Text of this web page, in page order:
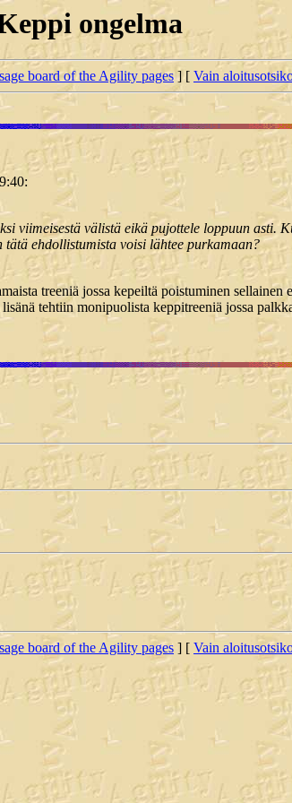
ongelma
board of the Agility pages] [ Vain
viimeisestä välistä eikä pujottele loppuun
ehdollistumista voisi lähtee purkamaan?
treeniä jossa kepeiltä poistuminen
tehtiin monipuolista keppitreeniä jossa
board of the Agility pages ] [ Vain